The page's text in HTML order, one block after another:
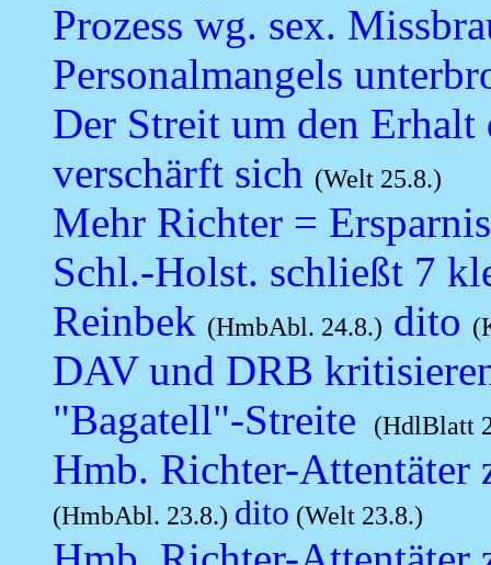
Prozess wg. sex.
Personalmangels
Der Streit um den
verschärft sich (Welt 25.8.)
Mehr Richter =
Schl.-Holst. schließt 7
Reinbek (HmbAbl. 24.8.) dito
DAV und DRB
"Bagatell"-Streite
(HdlBlatt
Hmb. Richter-Attentäter
(HmbAbl. 23.8.) dito (Welt 23.8.)